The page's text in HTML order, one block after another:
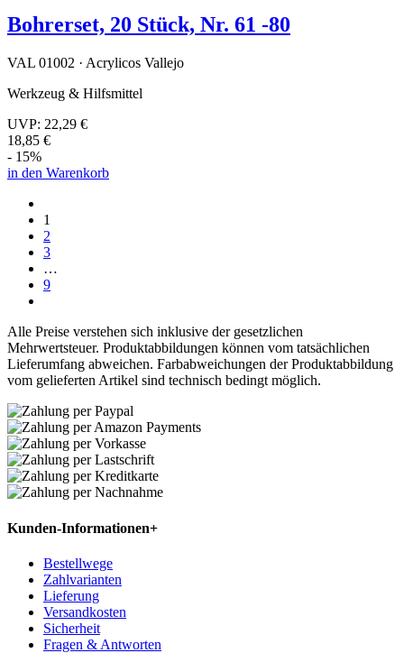
Bohrerset, 20 Stück, Nr. 61 -80
VAL 01002 · Acrylicos Vallejo
Werkzeug & Hilfsmittel
UVP: 22,29 €
18,85 €
- 15%
in den Warenkorb
1
2
3
…
9
Alle Preise verstehen sich inklusive der gesetzlichen
Mehrwertsteuer. Produktabbildungen können vom tatsächlichen
Lieferumfang abweichen. Farbabweichungen der Produktabbildung
vom gelieferten Artikel sind technisch bedingt möglich.
Kunden-Informationen+
Bestellwege
Zahlvarianten
Lieferung
Versandkosten
Sicherheit
Fragen & Antworten